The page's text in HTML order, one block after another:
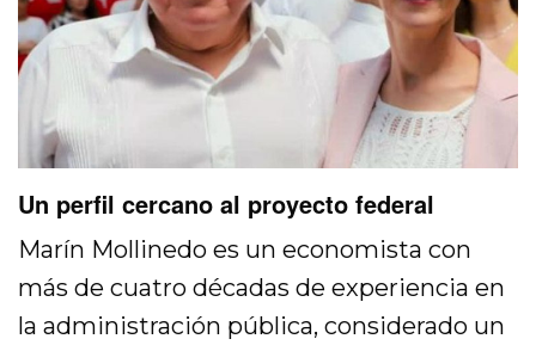
Un perfil cercano al proyecto federal
Marín Mollinedo es un economista con
más de cuatro décadas de experiencia en
la administración pública, considerado un